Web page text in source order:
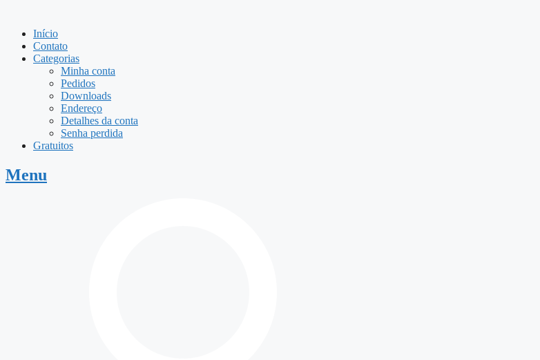
Início
Contato
Categorias
Minha conta
Pedidos
Downloads
Endereço
Detalhes da conta
Senha perdida
Gratuitos
Menu